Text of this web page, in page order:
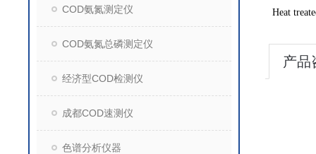
COD氨氮测定仪
COD氨氮总磷测定仪
经济型COD检测仪
成都COD速测仪
色谱分析仪器
Heat
产品